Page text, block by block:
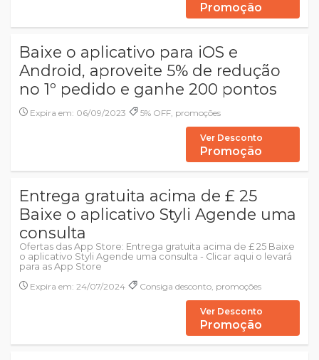
Promoção
Baixe o aplicativo para iOS e
Android, aproveite 5% de redução
no 1º pedido e ganhe 200 pontos
Expira em: 06/09/2023 5% OFF, promoções
Ver Desconto
Promoção
Entrega gratuita acima de £ 25
Baixe o aplicativo Styli Agende uma
consulta
Ofertas das App Store: Entrega gratuita acima de £ 25 Baixe
o aplicativo Styli Agende uma consulta - Clicar aqui o levará
para as App Store
Expira em: 24/07/2024
Consiga desconto, promoções
Ver Desconto
Promoção